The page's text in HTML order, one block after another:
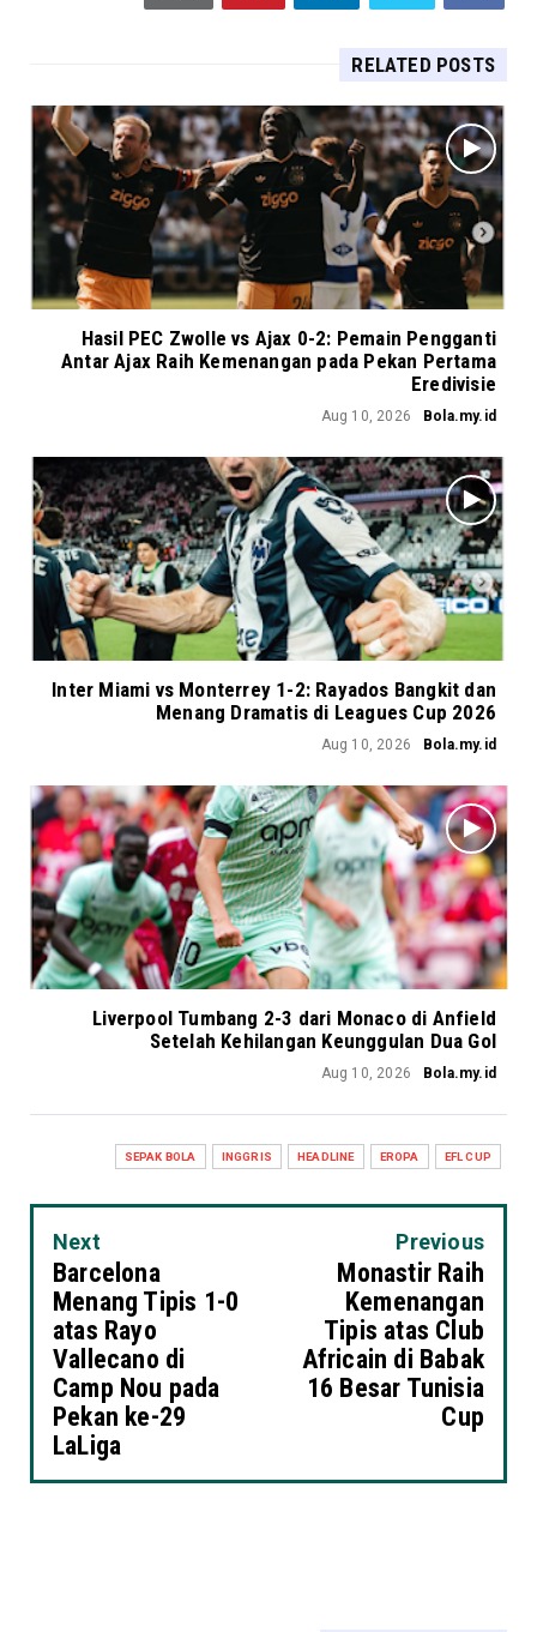
RELATED POSTS
Hasil PEC Zwolle vs Ajax 0-2: Pemain Pengganti
Antar Ajax Raih Kemenangan pada Pekan Pertama
Eredivisie
Bola.my.id
Aug 10, 2026
Inter Miami vs Monterrey 1-2: Rayados Bangkit dan
Menang Dramatis di Leagues Cup 2026
Bola.my.id
Aug 10, 2026
Liverpool Tumbang 2-3 dari Monaco di Anfield
Setelah Kehilangan Keunggulan Dua Gol
Bola.my.id
Aug 10, 2026
EFL CUP
EROPA
HEADLINE
INGGRIS
SEPAK BOLA
Previous
Monastir Raih
Kemenangan
Tipis atas Club
Africain di Babak
16 Besar Tunisia
Cup
Next
Barcelona
Menang Tipis 1-0
atas Rayo
Vallecano di
Camp Nou pada
Pekan ke-29
LaLiga